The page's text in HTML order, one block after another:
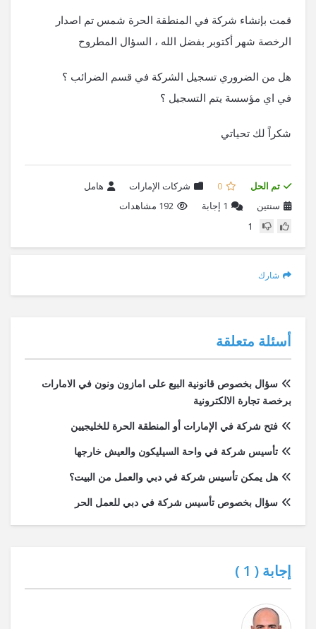
قمت بإنشاء شركة في المنطقة الحرة شمس تم اصدار
الرخصة شهر أكتوبر بفضل الله ، السؤال المطروح
هل من الضروري تسجيل الشركة في قسم الضرائب ؟
في اي مؤسسة يتم التسجيل ؟
شكراً لك تحياتي
تم الحل 0 شركات الإمارات
هامل
سنتين
1 إجابة
192 مشاهدات
1
شارك
أسئلة متعلقة
سؤال بخصوص قانونية البيع على امازون ونون في الامارات
برخصة تجارة الالكترونية
فتح شركة في الإمارات أو المنطقة الحرة للخليجيين
تأسيس شركة في واحة السيليكون والعيش خارجها
هل يمكن تأسيس شركة في دبي والعمل من البيت؟
سؤال بخصوص تأسيس شركة في دبي للعمل الحر
إجابة ( 1
)